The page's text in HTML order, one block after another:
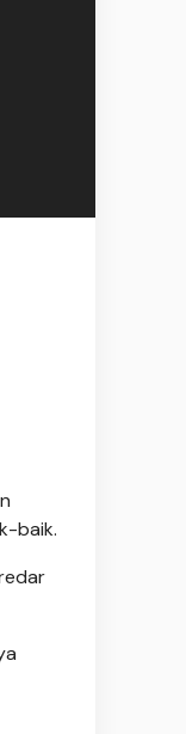
baik.